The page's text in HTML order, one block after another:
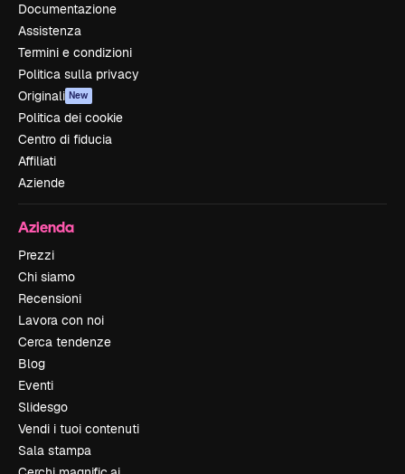
Documentazione
Assistenza
Termini e condizioni
Politica sulla privacy
Originali New
Politica dei cookie
Centro di fiducia
Affiliati
Aziende
Azienda
Prezzi
Chi siamo
Recensioni
Lavora con noi
Cerca tendenze
Blog
Eventi
Slidesgo
Vendi i tuoi contenuti
Sala stampa